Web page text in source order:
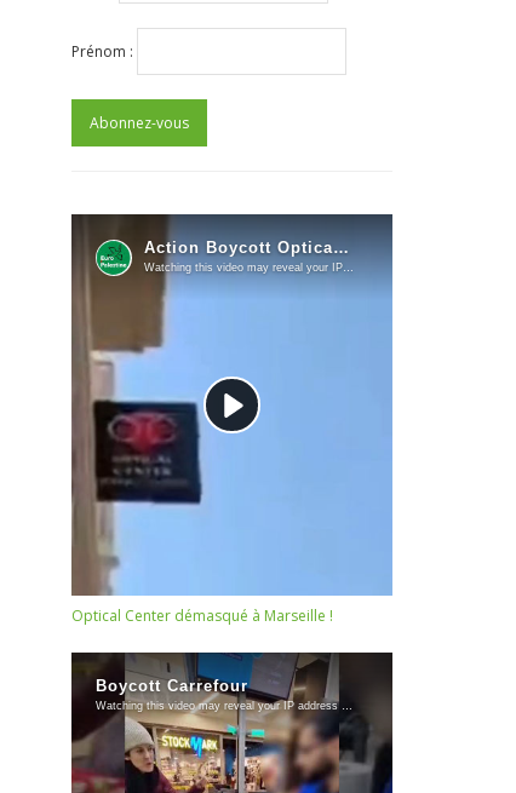
Prénom :
Optical Center démasqué à Marseille !